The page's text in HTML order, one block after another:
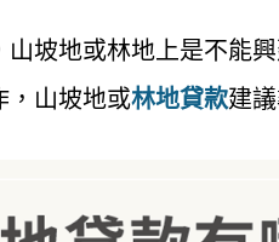
山坡地或林地上是不能
，山坡地或林地貸款建